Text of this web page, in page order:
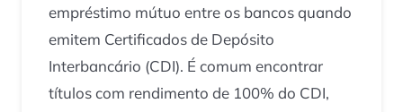
empréstimo mútuo entre os bancos quando
emitem Certificados de Depósito
Interbancário (CDI). É comum encontrar
títulos com rendimento de 100% do CDI,